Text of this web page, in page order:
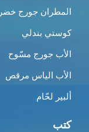
المطران جورج خضر
كوستي بندلي
الأب جورج مسّوح
الأب الياس مرقص
ألبير لحّام
كتب